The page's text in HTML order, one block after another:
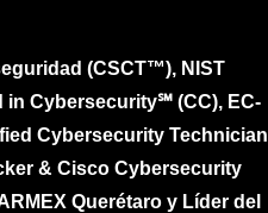
(CSCT™), NIST
in Cybersecurity℠ (CC), EC-
Cybersecurity Technician
& Cisco Cybersecurity
Querétaro y Líder del